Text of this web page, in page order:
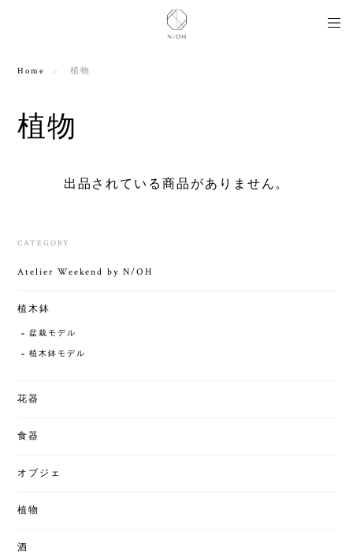
Home 植物
植物
出品されている商品がありません。
CATEGORY
Atelier Weekend by N/OH
植木鉢
盆栽モデル
植木鉢モデル
花器
食器
オブジェ
植物
酒